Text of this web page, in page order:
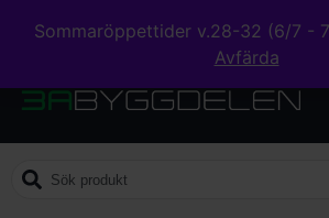
Sommaröppettider v.28-32 (6/7 -
Avfärda